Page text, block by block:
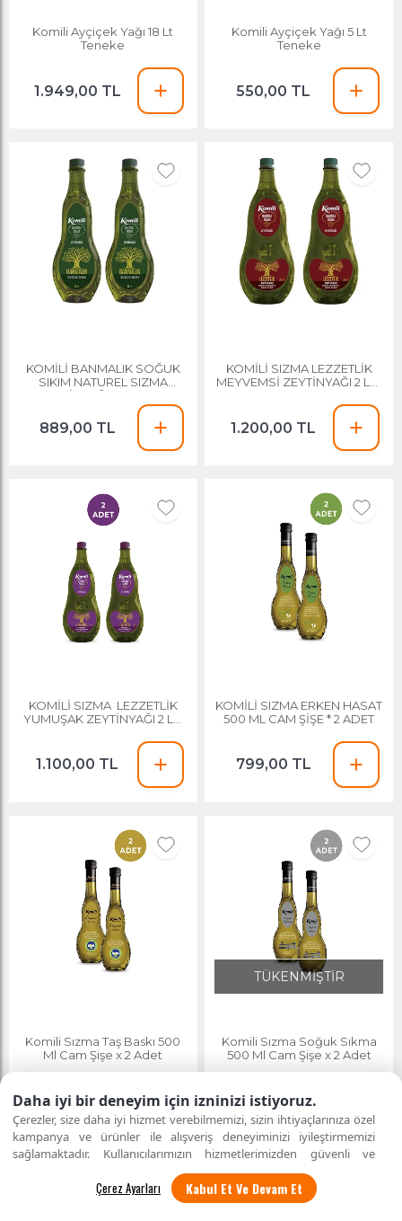
Daha iyi bir deneyim için izninizi istiyoruz.
Çerezler, size daha iyi hizmet verebilmemizi, sizin ihtiyaçlarınıza özel
kampanya ve ürünler ile alışveriş deneyiminizi iyileştirmemizi
sağlamaktadır. Kullanıcılarımızın hizmetlerimizden güvenli ve
eksiksiz şekilde faydalanmalarını sağlamak amacıyla sitemizi
kullanan kişilerin gizliliğini korumayı önemsiyoruz. "Kabul Et"
seçeneği ile tüm çerezleri kabul edebilirsiniz veya "Çerez Ayarları"
Kabul Et Ve Devam Et
Komili Ayçiçek Yağı 18 Lt
Teneke
1.949,00 TL
Komili Ayçiçek Yağı 5 Lt
Teneke
550,00 TL
KOMİLİ BANMALIK SOĞUK
SIKIM NATUREL SIZMA
889,00 TL
KOMİLİ SIZMA LEZZETLİK
MEYVEMSİ ZEYTİNYAĞI 2 LT *
1.200,00 TL
KOMİLİ SIZMA LEZZETLİK
YUMUŞAK ZEYTİNYAĞI 2 LT *
1.100,00 TL
KOMİLİ SIZMA ERKEN HASAT
500 ML CAM ŞİŞE * 2 ADET
799,00 TL
Komili Sızma Taş Baskı 500
Ml Cam Şişe x 2 Adet
749,00 TL
TÜKENMİŞTİR
Komili Sızma Soğuk Sıkma
500 Ml Cam Şişe x 2 Adet